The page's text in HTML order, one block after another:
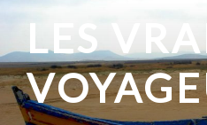
contenu
principal
LES